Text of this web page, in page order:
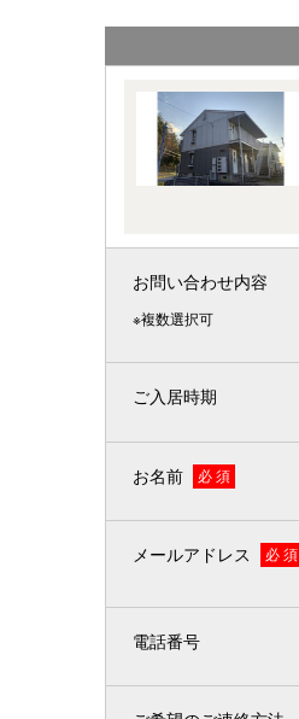
お問い合わせ内容
※複数選択可
ご入居時期
お名前 必 須
メールアドレス 必 須
電話番号